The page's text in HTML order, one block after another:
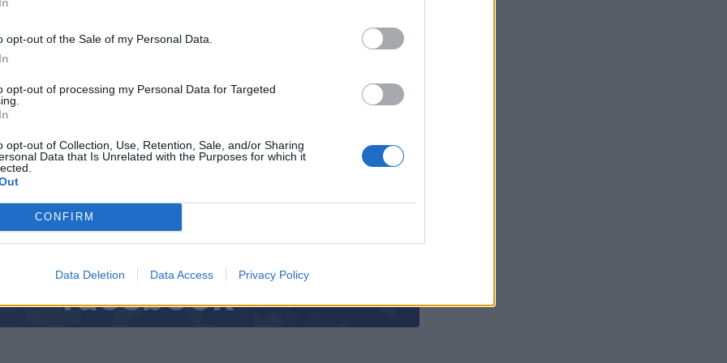
opt-out of the Sale of my Personal Data.
opt-out of processing my Personal Data for Targeted
opt-out of Collection, Use, Retention, Sale, and/or Sharing
Data that Is Unrelated with the Purposes for which it
CONFIRM
Data Deletion Data Access Privacy Policy
НОВИНИ »
facebook